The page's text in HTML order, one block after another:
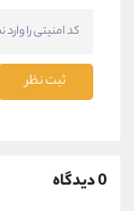
ثبت نظر
0 دیدگاه